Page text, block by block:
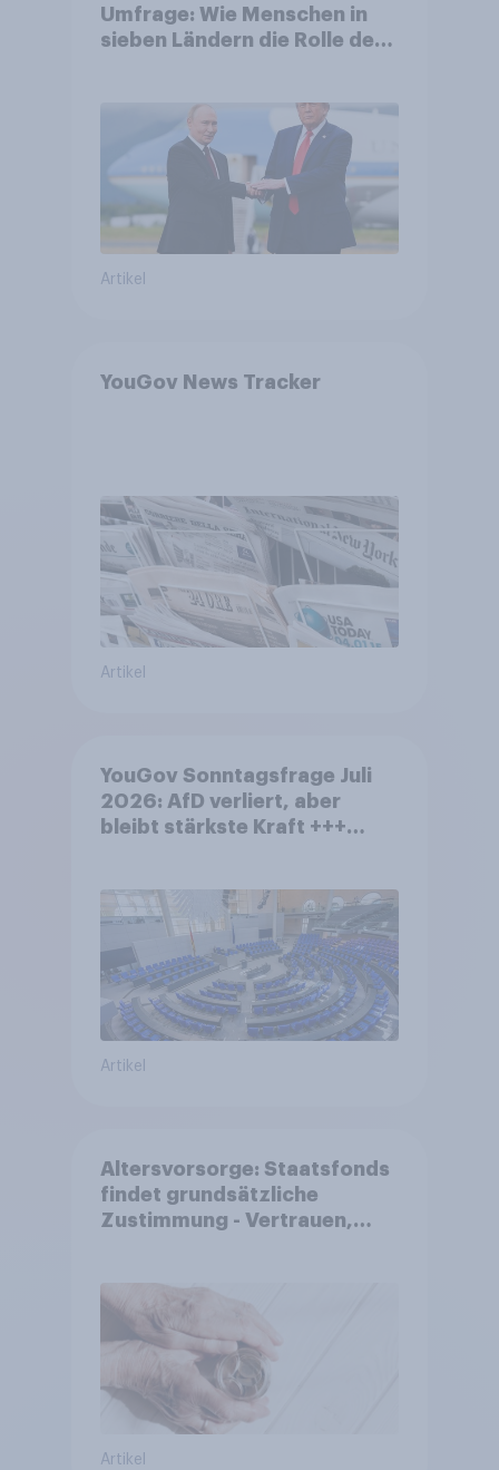
Umfrage: Wie Menschen in
sieben Ländern die Rolle der
Bedrohungen und Bündnisse
bewerten
Artikel
YouGov News Tracker
Artikel
YouGov Sonntagsfrage Juli
2026: AfD verliert, aber
bleibt stärkste Kraft +++
Artikel
Altersvorsorge: Staatsfonds
findet grundsätzliche
Zustimmung - Vertrauen,
Akzeptanz
Artikel